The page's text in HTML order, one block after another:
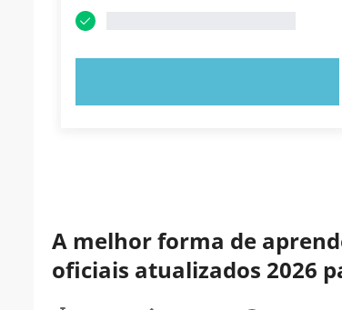
A melhor forma de
oficiais atualizados 2026